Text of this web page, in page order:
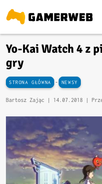
Yo-Kai Watch 4 z
gry
STRONA GŁÓWNA - NEWSY
Bartosz Zając | 14.07.2018 |